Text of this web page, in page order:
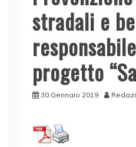
stradali e
progetto
30 Gennaio 2019